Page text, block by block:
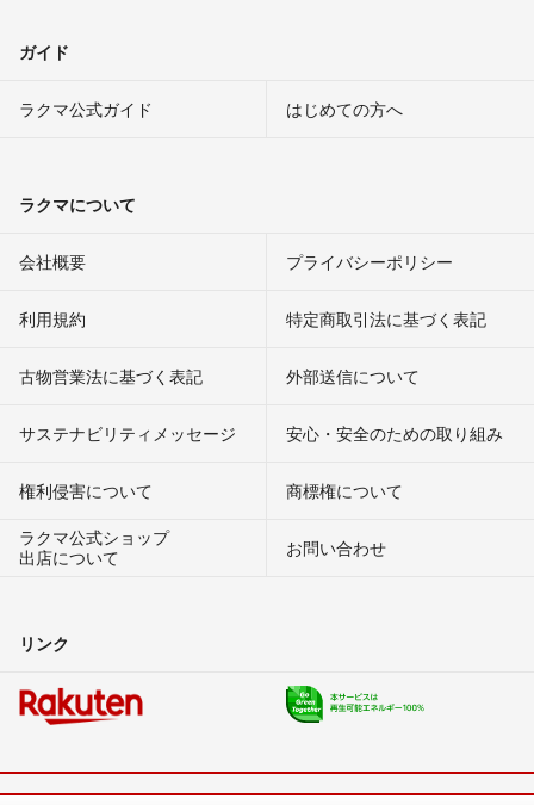
ガイド
ラクマ公式ガイド はじめての方へ
ラクマについて
会社概要 プライバシーポリシー
利用規約 特定商取引法に基づく表記
古物営業法に基づく表記 外部送信について
サステナビリティメッセージ 安心・安全のための取り組み
権利侵害について
商標権について
ラクマ公式ショップ
出店について
お問い合わせ
リンク